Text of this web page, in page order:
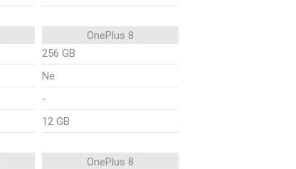
OnePlus 8
256 GB
Ne
-
12 GB
OnePlus 8